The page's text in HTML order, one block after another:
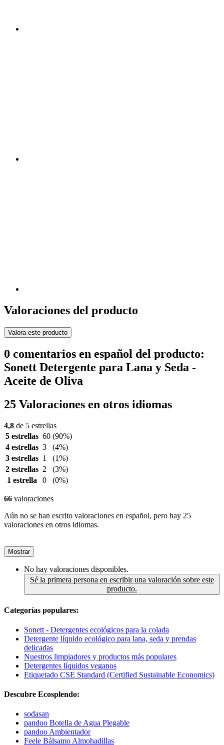
Valoraciones del producto
Valora este producto
0 comentarios en español del producto:
Sonett Detergente para Lana y Seda -
Aceite de Oliva
25 Valoraciones en otros idiomas
4,8 de 5 estrellas
5 estrellas 60 (90%)
4 estrellas 3
(4%)
3 estrellas 1
(1%)
2 estrellas 2
(3%)
1 estrella
0 (0%)
66 valoraciones
Aún no se han escrito valoraciones en español, pero hay 25
valoraciones en otros idiomas.
Mostrar
No hay valoraciones disponibles.
Sé la primera persona en escribir una valoración sobre este
producto.
Categorías populares:
Sonett - Detergentes ecológicos para la colada
Detergente líquido ecológico para lana, seda y prendas
delicadas
Nuestros limpiadores y productos más populares
Detergentes líquidos veganos
Etiquetado CSE Standard (Certified Sustainable Economics)
Descubre Ecosplendo:
sodasan
pandoo Botella de Agua Plegable
pandoo Ambientador
Feele Bálsamo Almohadillas